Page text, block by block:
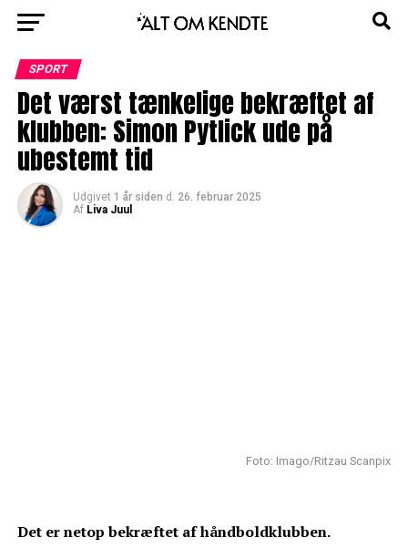
SPORT
Det værst tænkelige bekræftet af
klubben: Simon Pytlick ude på
ubestemt tid
Udgivet 1 år siden d. 26. februar 2025
Af Liva Juul
Foto: Imago/Ritzau Scanpix
Det er netop bekræftet af håndboldklubben.